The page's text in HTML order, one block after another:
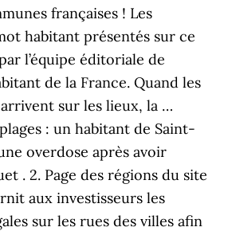
françaises ! Les
habitant présentés sur ce
l’équipe éditoriale de
de la France. Quand les
sur les lieux, la …
: un habitant de Saint-
overdose après avoir
. 2. Page des régions du site
aux investisseurs les
sur les rues des villes afin